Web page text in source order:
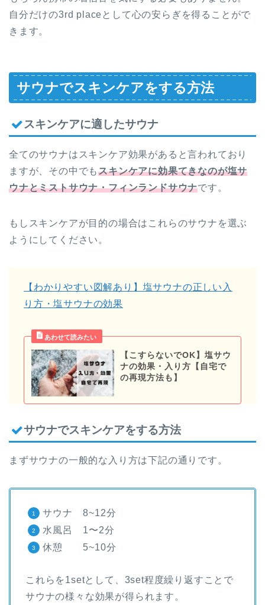
自分だけの3rd place として心の安らぎを得ることがで
きます。
サウナでスキンケアをする方法
スキンケアに適したサウナ
全てのサウナはスキンケア効果があると言われており
ますが、その中でもスキンケアに効果てきなのが塩サ
ウナとミストサウナ・フィンランドサウナです。
もしスキンケアが目的の場合はこれらのサウナを選ぶ
ようにしてください。
【わかりやすい図解あり】塩サウナの正しい入
り方・塩サウナの効果
【こすらないでOK】塩サウ
ナの効果・入り方【自宅で
の再現方法も】
サウナでスキンケアをする方法
まずサウナの一般的な入り方は下記の通りです。
サウナ 8~12分
水風呂 1〜2分
休憩 5~10分
これらを1setとして、3set程度繰り返すことで
サウナの様々な効果が得られます。